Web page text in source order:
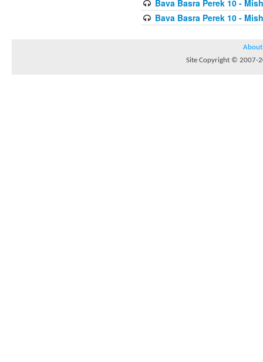
Bava Basra Perek 10 -
Bava Basra Perek 10 -
About
Site Copyright © 2007-